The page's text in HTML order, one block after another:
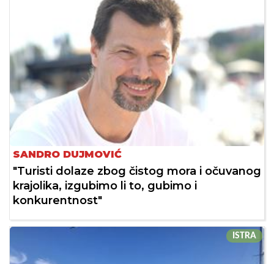
SANDRO DUJMOVIĆ
"Turisti dolaze zbog čistog mora i očuvanog
krajolika, izgubimo li to, gubimo i
konkurentnost"
ISTRA